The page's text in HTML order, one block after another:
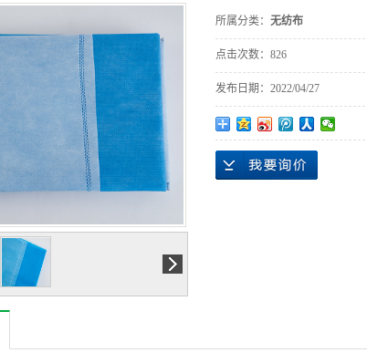
所属分类： 无纺布
点击次数： 826
发布日期： 2022/04/27